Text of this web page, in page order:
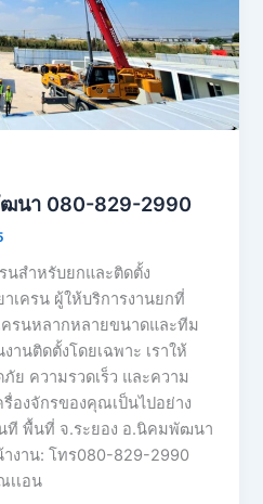
ฒนา 080-829-2990
นสำหรับยกและติดตั้ง
เครน ผู้ให้บริการงานยกที่
รนหลากหลายขนาดและทีม
นติดตั้งโดยเฉพาะ เราให้
ความรวดเร็ว และความ
องจักรของคุณเป็นไปอย่าง
ที พื้นที่ จ.ระยอง อ.นิคมพัฒนา
งาน: โทร080-829-2990
เอน